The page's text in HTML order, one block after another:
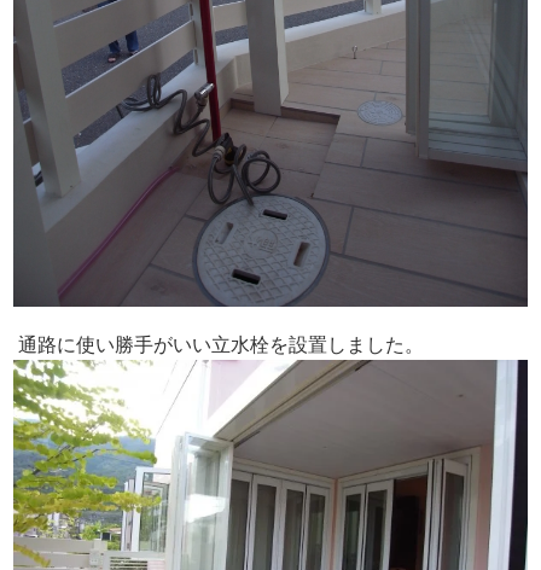
通路に使い勝手がいい立水栓を設置しました。